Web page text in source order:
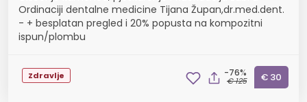
Ordinaciji dentalne medicine Tijana Župan,dr.med.dent.
- + besplatan pregled i 20% popusta na kompozitni
ispun/plombu
Zdravlje -76%
€ 125 € 30